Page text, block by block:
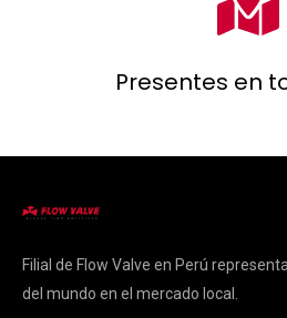
Presentes en
Filial de Flow Valve en Perú
del mundo en el mercado local.